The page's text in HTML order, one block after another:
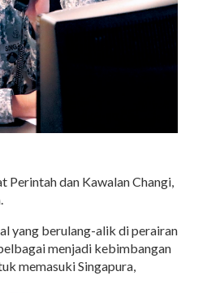
Perintah dan Kawalan Changi,
yang berulang-alik di perairan
menjadi kebimbangan
memasuki Singapura,